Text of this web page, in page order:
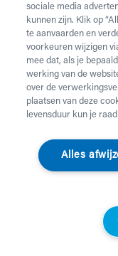
Als klant van
een
preventie-
webshop, niet in
Vragen over de
veelgestelde
sociale media
kunnen zijn. Klik op
te aanvaarden en
voorkeuren wijzigen
mee dat, als je
werking van de
over de
plaatsen van deze
levensduur kun je
Alles